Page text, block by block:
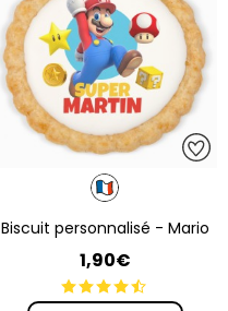
Biscuit personnalisé - Mario
1,90€